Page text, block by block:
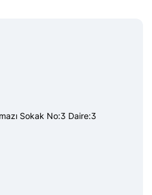
Sokak No:3 Daire:3